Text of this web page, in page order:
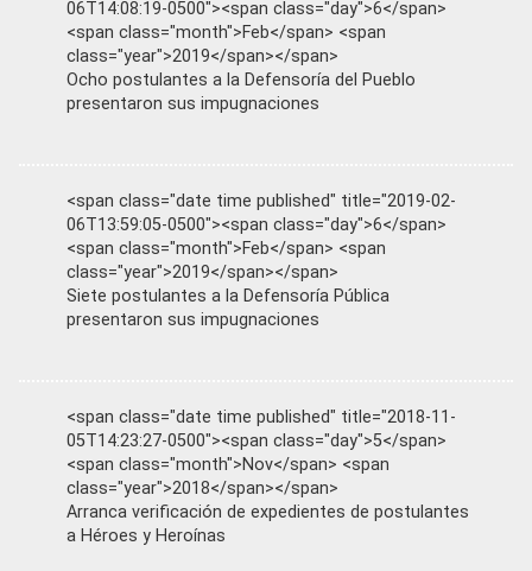
06T14:08:19-0500"><span class="day">6</span>
<span class="month">Feb</span> <span
class="year">2019</span></span>
Ocho postulantes a la Defensoría del Pueblo
presentaron sus impugnaciones
<span class="date time published" title="2019-02-
06T13:59:05-0500"><span class="day">6</span>
<span class="month">Feb</span> <span
class="year">2019</span></span>
Siete postulantes a la Defensoría Pública
presentaron sus impugnaciones
<span class="date time published" title="2018-11-
05T14:23:27-0500"><span class="day">5</span>
<span class="month">Nov</span> <span
class="year">2018</span></span>
Arranca verificación de expedientes de postulantes
a Héroes y Heroínas